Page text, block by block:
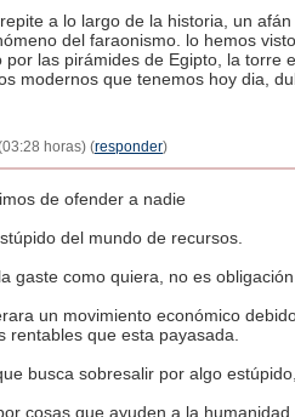
a lo largo de la historia, un
del faraonismo. lo hemos
las pirámides de Egipto, la
modernos que tenemos hoy dia,
horas) (responder)
de ofender a nadie
del mundo de recursos.
gaste como quiera, no es
un movimiento económico
que esta payasada.
busca sobresalir por algo
cosas que ayuden a la